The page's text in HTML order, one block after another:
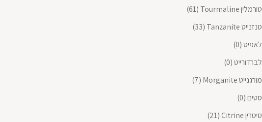
טורמלין Tourmaline
(61)
טנזנייט Tanzanite
(33)
לאפיס(0)
לברדורייט(0)
מורגנייט Morganite
(7)
סטים(0)
סיטרין Citrine
(21)